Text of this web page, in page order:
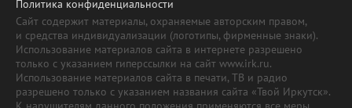
Политика конфиденциальности
Сайт содержит материалы, охраняемые авторским правом,
и средства индивидуализации (логотипы, фирменные знаки).
Использование материалов сайта в интернете разрешено
только с указанием гиперссылки на сайт www.irk.ru.
Использование материалов сайта в печати, ТВ и радио
разрешено только с указанием названия сайта «Твой Иркутск».